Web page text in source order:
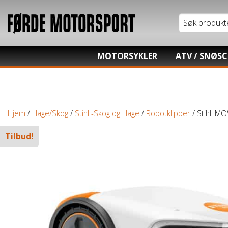
MOTORSYKLER
Moped / Scooter
ATV /
Hisun ATV /
Hjem / Hage/Skog / Stihl -Skog og Hage / Robotklipper / Stihl
Tilbud!